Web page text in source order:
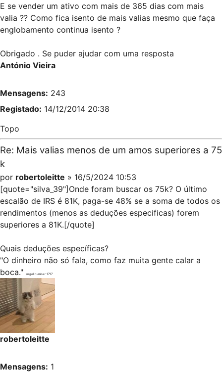
E se vender um ativo com mais de 365 dias com mais
valia ?? Como fica isento de mais valias mesmo que faça
englobamento continua isento ?
Obrigado . Se puder ajudar com uma resposta
António Vieira
Mensagens: 243
Registado: 14/12/2014 20:38
Topo
Re: Mais valias menos de um amos superiores a 75
k
por robertoleitte » 16/5/2024 10:53
[quote="silva_39"]Onde foram buscar os 75k? O último
escalão de IRS é 81K, paga-se 48% se a soma de todos os
rendimentos (menos as deduções especificas) forem
superiores a 81K.[/quote]
Quais deduções específicas?
"O dinheiro não só fala, como faz muita gente calar a
boca."
angel number 1717
robertoleitte
Mensagens: 1